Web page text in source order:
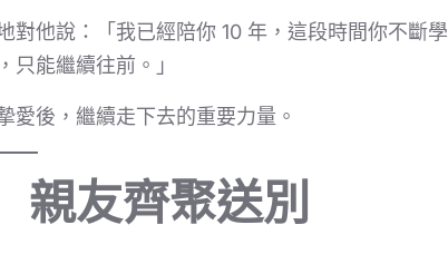
他說：「我已經陪你 10 年，這段時間你不斷學
能繼續往前。」
愛後，繼續走下去的重要力量。
友齊聚送別